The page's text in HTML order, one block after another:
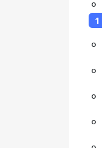
⚬
1
⚬
⚬
⚬
⚬